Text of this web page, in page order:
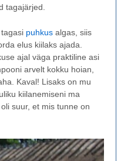
tagajärjed.
puhkus algas, siis
elus kiilaks ajada.
ajal väga praktiline asi
arvelt kokku hoian,
Kaval! Lisaks on mu
kiilanemiseni ma
suur, et mis tunne on